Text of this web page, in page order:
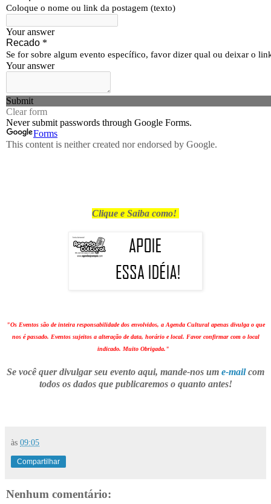
Clique e Saiba como!
"Os Eventos são de inteira responsabilidade dos envolvidos, a Agenda Cultural apenas divulga o que
nos é passado. Eventos sujeitos a alteração de data, horário e local. Favor confirmar com o local
indicado. Muito Obrigada."
Se você quer divulgar seu evento aqui, mande-nos um e-mailcom
todos os dados que publicaremos o quanto antes!
às 09:05
Compartilhar
Nenhum comentário: